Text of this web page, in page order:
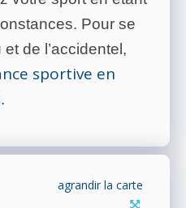
Pour se
de l’accidentel,
sportive en
.
agrandir la carte